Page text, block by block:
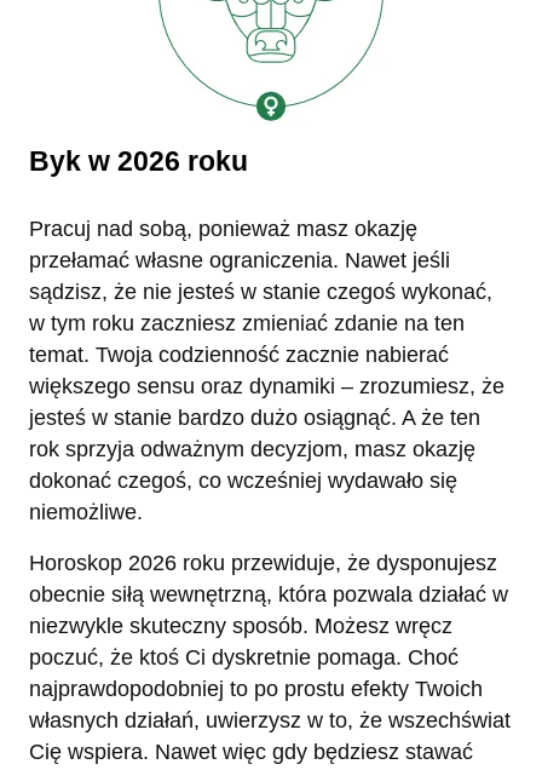
Byk w 2026 roku
Pracuj nad sobą, ponieważ masz okazję
przełamać własne ograniczenia. Nawet jeśli
sądzisz, że nie jesteś w stanie czegoś wykonać,
w tym roku zaczniesz zmieniać zdanie na ten
temat. Twoja codzienność zacznie nabierać
większego sensu oraz dynamiki – zrozumiesz, że
jesteś w stanie bardzo dużo osiągnąć. A że ten
rok sprzyja odważnym decyzjom, masz okazję
dokonać czegoś, co wcześniej wydawało się
niemożliwe.
Horoskop 2026 roku przewiduje, że dysponujesz
obecnie siłą wewnętrzną, która pozwala działać w
niezwykle skuteczny sposób. Możesz wręcz
poczuć, że ktoś Ci dyskretnie pomaga. Choć
najprawdopodobniej to po prostu efekty Twoich
własnych działań, uwierzysz w to, że wszechświat
Cię wspiera. Nawet więc gdy będziesz stawać